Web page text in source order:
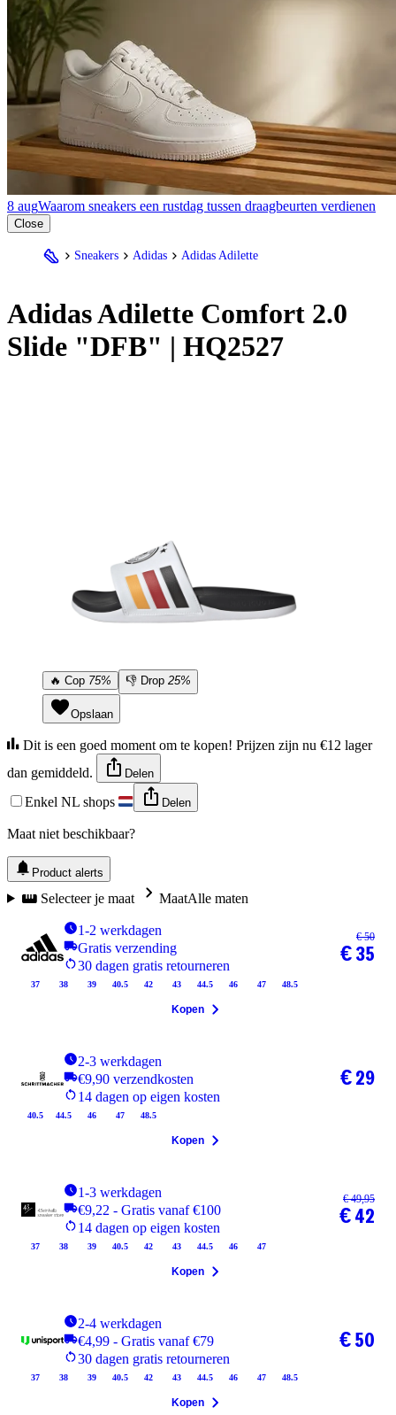
8 augWaarom sneakers een rustdag tussen draagbeurten verdienen
Close
Sneakers Adidas Adidas Adilette
AdidasAdilette Comfort 2.0
Slide "DFB" | HQ2527
🔥 Cop 75% 👎 Drop 25%
Opslaan
Dit is een goed moment om te kopen! Prijzen zijn nu €12 lager
dan gemiddeld.
Delen
Enkel NL shops Delen
Maat niet beschikbaar?
Product alerts
Selecteer je maat MaatAlle maten
1-2 werkdagen
Gratis verzending
30 dagen gratis retourneren
37 38 39 40.5 42 43 44.5 46 47 48.5
€ 50
€ 35
Kopen
2-3 werkdagen
€9,90 verzendkosten
14 dagen op eigen kosten
40.5 44.5 46 47 48.5
€ 29
Kopen
1-3 werkdagen
€9,22 - Gratis vanaf €100
14 dagen op eigen kosten
37 38 39 40.5 42 43 44.5 46 47
€ 49,95
€ 42
Kopen
2-4 werkdagen
€4,99 - Gratis vanaf €79
30 dagen gratis retourneren
37 38 39 40.5 42 43 44.5 46 47 48.5
€ 50
Kopen